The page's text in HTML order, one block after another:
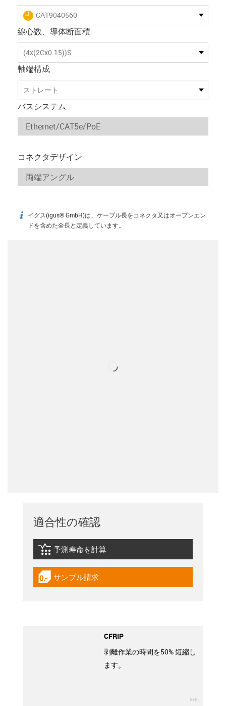
igus-icon-lieferzeit
CAT9040560
線心数、導体断面積
(4x(2Cx0.15))S
軸端構成
ストレート
バスシステム
コネクタデザイン
igus-icon-info
イグス(igus® GmbH)は、ケーブル長をコネクタ又はオープンエン
ドを含めた全長と定義しています。
適合性の確認
igus-icon-lebensdauerrechner
予測寿命を計算
igus-icon-gratismuster
サンプル請求
CFRIP
剥離作業の時間を50% 短縮し
ます。